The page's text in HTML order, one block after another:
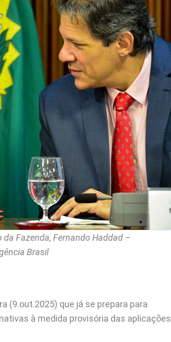
da Fazenda, Fernando Haddad –
Brasil
(9.out.2025) que já se prepara para
à medida provisória das aplicações